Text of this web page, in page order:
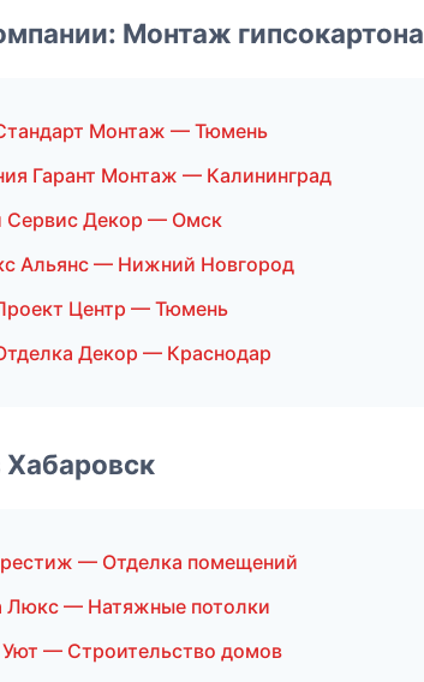
Монтаж гипсокартона
Монтаж — Тюмень
Гарант Монтаж — Калининград
Сервис Декор — Омск
Альянс — Нижний Новгород
Центр — Тюмень
Декор — Краснодар
— Отделка помещений
Люкс — Натяжные потолки
— Строительство домов